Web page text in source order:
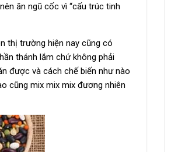
ăn ngũ cốc vì “cấu trúc tinh
thị trường hiện nay cũng có
thánh lắm chứ không phải
được và cách chế biến như nào
cũng mix mix mix đương nhiên